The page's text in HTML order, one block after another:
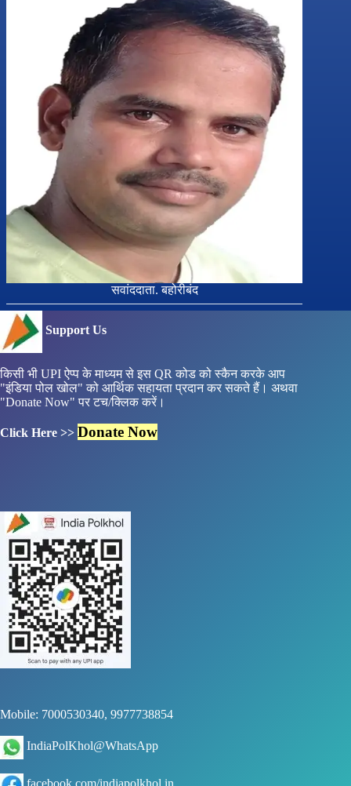
सवांददाता. बहोरीबंद
Support Us
किसी भी UPI ऐप्प के माध्यम से इस QR कोड को स्कैन करके आप
"इंडिया पोल खोल" को आर्थिक सहायता प्रदान कर सकते हैं। अथवा
"Donate Now" पर टच/क्लिक करें।
Click Here >> Donate Now
Mobile: 7000530340, 9977738854
IndiaPolKhol@WhatsApp